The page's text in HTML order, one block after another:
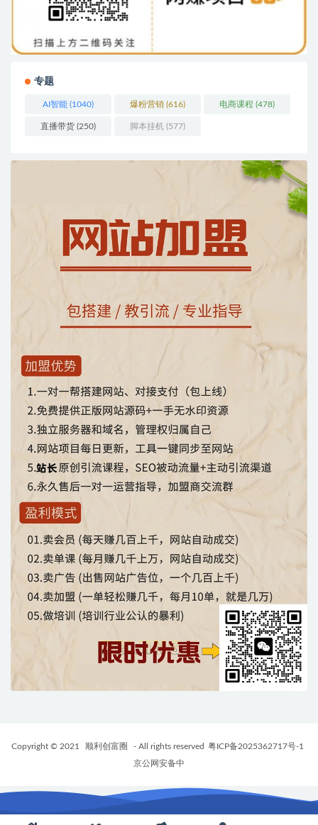
专题
AI智能 (1040) 爆粉营销 (616) 电商课程 (478)
直播带货 (250) 脚本挂机 (577)
Copyright © 2021 顺利创富圈 - All rights reserved 粤ICP备2025362717号-1
京公网安备中